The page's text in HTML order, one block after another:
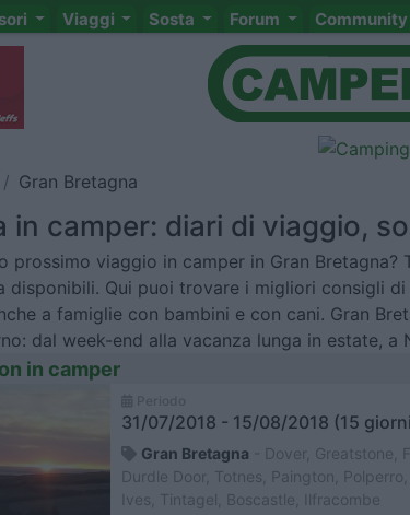
Viaggi Sosta Forum Community
Gran Bretagna
in camper: diari di viaggio,
prossimo viaggio in camper in Gran Bretagna?
disponibili. Qui puoi trovare i migliori consigli
a famiglie con bambini e con cani. Gran
dal week-end alla vacanza lunga in estate, a
in camper
31/07/2018 - 15/08/2018 (15
Gran Bretagna - Dover, Greatstone,
Durdle Door, Totnes, Paington,
Ives, Tintagel, Boscastle, Ilfracombe